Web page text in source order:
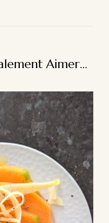
Aimer...